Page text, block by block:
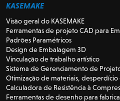
KASEMAKE
Visão geral do KASEMAKE
Ferramentas de projeto CAD para
Padrões Paramétricos
Design de Embalagem 3D
Vinculação de trabalho artístico
Sistema de Gerenciamento de
Otimização de materiais, desperdício
Calculadora de Resistência à
Ferramentas de desenho para